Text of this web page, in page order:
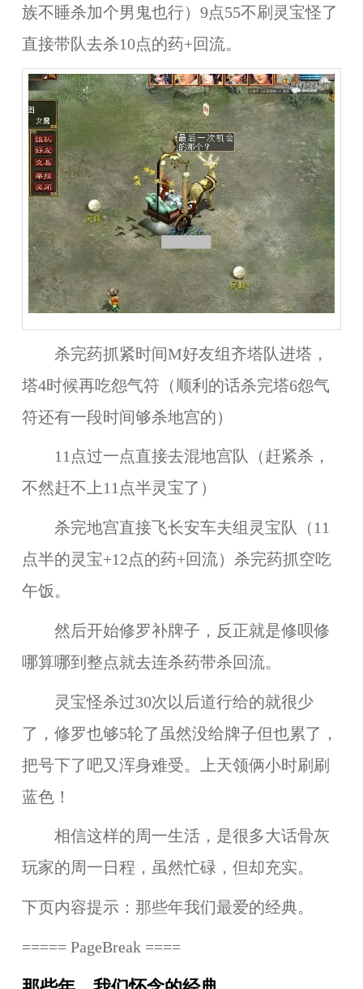
族不睡杀加个男鬼也行）9点55不刷灵宝怪了
直接带队去杀10点的药+回流。
杀完药抓紧时间M好友组齐塔队进塔，
塔4时候再吃怨气符（顺利的话杀完塔6怨气
符还有一段时间够杀地宫的）
11点过一点直接去混地宫队（赶紧杀，
不然赶不上11点半灵宝了）
杀完地宫直接飞长安车夫组灵宝队（11
点半的灵宝+12点的药+回流）杀完药抓空吃
午饭。
然后开始修罗补牌子，反正就是修呗修
哪算哪到整点就去连杀药带杀回流。
灵宝怪杀过30次以后道行给的就很少
了，修罗也够5轮了虽然没给牌子但也累了，
把号下了吧又浑身难受。上天领俩小时刷刷
蓝色！
相信这样的周一生活，是很多大话骨灰
玩家的周一日程，虽然忙碌，但却充实。
下页内容提示：那些年我们最爱的经典。
===== PageBreak ====